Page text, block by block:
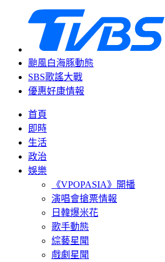
颱風白海豚動態
SBS歌謠大戰
優惠好康情報
首頁
即時
生活
政治
娛樂
《VPOPASIA》開播
演唱會搶票情報
日韓爆米花
歌手動態
綜藝星聞
戲劇星聞